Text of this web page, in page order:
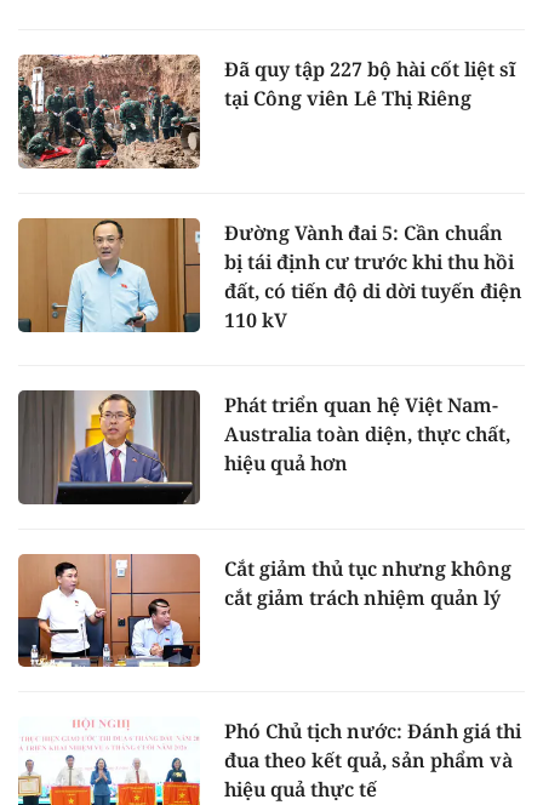
Đã quy tập 227 bộ hài cốt liệt sĩ
tại Công viên Lê Thị Riêng
Đường Vành đai 5: Cần chuẩn
bị tái định cư trước khi thu hồi
đất, có tiến độ di dời tuyến điện
110 kV
Phát triển quan hệ Việt Nam-
Australia toàn diện, thực chất,
hiệu quả hơn
Cắt giảm thủ tục nhưng không
cắt giảm trách nhiệm quản lý
Phó Chủ tịch nước: Đánh giá thi
đua theo kết quả, sản phẩm và
hiệu quả thực tế